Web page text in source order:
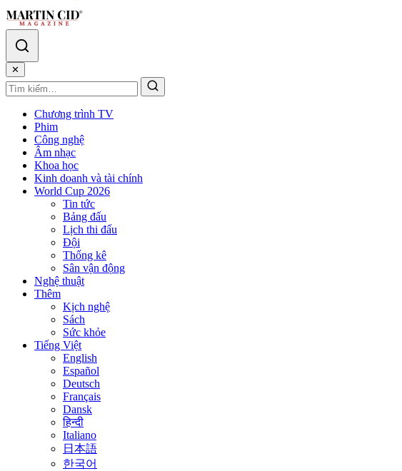
✕
Chương trình TV
Phim
Công nghệ
Âm nhạc
Khoa học
Kinh doanh và tài chính
World Cup 2026
Tin tức
Bảng đấu
Lịch thi đấu
Đội
Thống kê
Sân vận động
Nghệ thuật
Thêm
Kịch nghệ
Sách
Sức khỏe
Tiếng Việt
English
Español
Deutsch
Français
Dansk
हिन्दी
Italiano
日本語
한국어